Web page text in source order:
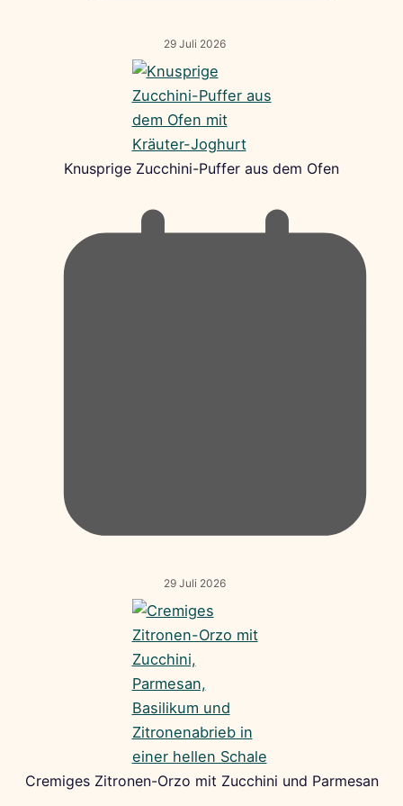
29 Juli 2026
Knusprige Zucchini-Puffer aus dem Ofen
29 Juli 2026
Cremiges Zitronen-Orzo mit Zucchini und Parmesan